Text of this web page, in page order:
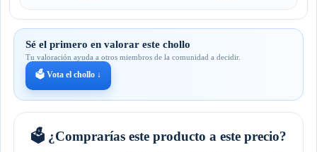
Sé el primero en valorar este chollo
Tu valoración ayuda a otros miembros de la comunidad a decidir.
🗳️ Vota el chollo ↓
🗳️ ¿Comprarías este producto a este precio?